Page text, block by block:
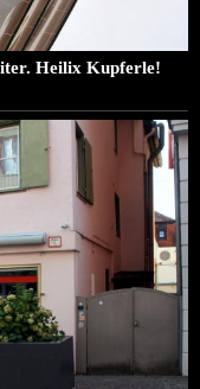
Heilix Kupferle!